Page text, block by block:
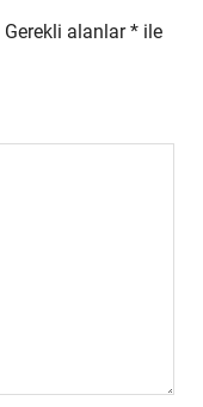
Gerekli alanlar* ile